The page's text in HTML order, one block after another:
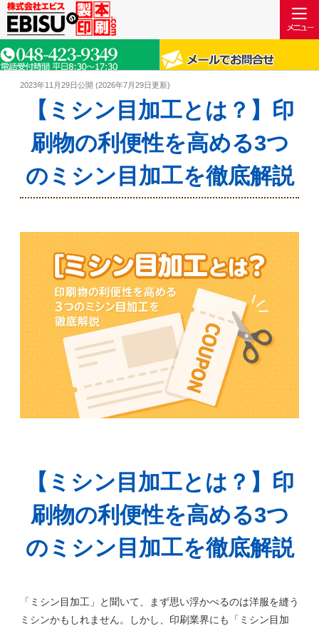
2023年11月29日公開 (2026年7月29日更新)
【ミシン目加工とは？】印
刷物の利便性を高める3つ
のミシン目加工を徹底解説
【ミシン目加工とは？】印
刷物の利便性を高める3つ
のミシン目加工を徹底解説
「ミシン目加工」と聞いて、まず思い浮かべるのは洋服を縫う
ミシンかもしれません。しかし、印刷業界にも「ミシン目加